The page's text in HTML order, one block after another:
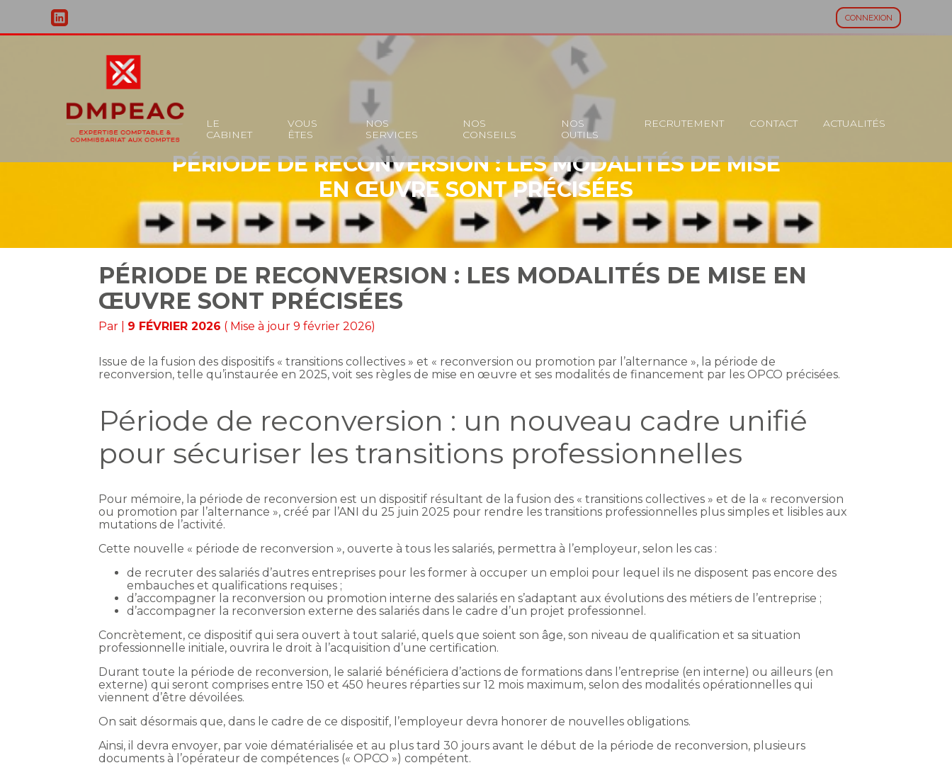
CONNEXION
au
Principal
LE
CABINET
VOUS
ÊTES
NOS
SERVICES
NOS
CONSEILS
NOS
OUTILS
RECRUTEMENT CONTACT ACTUALITÉS
PÉRIODE DE RECONVERSION : LES MODALITÉS DE MISE
EN ŒUVRE SONT PRÉCISÉES
PÉRIODE DE RECONVERSION : LES MODALITÉS DE MISE EN
ŒUVRE SONT PRÉCISÉES
Par 9 FÉVRIER 2026 ( Mise à jour 9 février 2026)
Issue de la fusion des dispositifs « transitions collectives » et « reconversion ou promotion par l’alternance », la période de
reconversion, telle qu’instaurée en 2025, voit ses règles de mise en œuvre et ses modalités de financement par les OPCO précisées.
Période de reconversion : un nouveau cadre unifié
pour sécuriser les transitions professionnelles
Pour mémoire, la période de reconversion est un dispositif résultant de la fusion des « transitions collectives » et de la « reconversion
ou promotion par l’alternance », créé par l’ANI du 25 juin 2025 pour rendre les transitions professionnelles plus simples et lisibles aux
mutations de l’activité.
Cette nouvelle « période de reconversion », ouverte à tous les salariés, permettra à l’employeur, selon les cas :
de recruter des salariés d’autres entreprises pour les former à occuper un emploi pour lequel ils ne disposent pas encore des
embauches et qualifications requises ;
d’accompagner la reconversion ou promotion interne des salariés en s’adaptant aux évolutions des métiers de l’entreprise ;
d’accompagner la reconversion externe des salariés dans le cadre d’un projet professionnel.
Concrètement, ce dispositif qui sera ouvert à tout salarié, quels que soient son âge, son niveau de qualification et sa situation
professionnelle initiale, ouvrira le droit à l’acquisition d’une certification.
Durant toute la période de reconversion, le salarié bénéficiera d’actions de formations dans l’entreprise (en interne) ou ailleurs (en
externe) qui seront comprises entre 150 et 450 heures réparties sur 12 mois maximum, selon des modalités opérationnelles qui
viennent d’être dévoilées.
On sait désormais que, dans le cadre de ce dispositif, l’employeur devra honorer de nouvelles obligations.
Ainsi, il devra envoyer, par voie dématérialisée et au plus tard 30 jours avant le début de la période de reconversion, plusieurs
documents à l’opérateur de compétences (« OPCO ») compétent.